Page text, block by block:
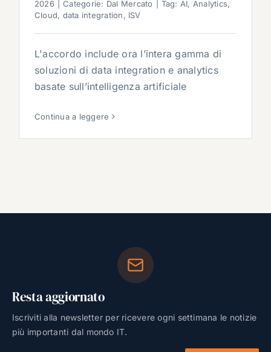
2026
Categorie: Dal Mercato Tag: AI, Analytics,
Cloud, data integration, ISV
L'accordo include ora l’intera gamma di
soluzioni di data integration e analytics
basate sull’intelligenza artificiale
Continua a leggere
Resta aggiornato
Iscriviti alla newsletter per ricevere ogni settimana le notizie
più importanti dal mondo IT.